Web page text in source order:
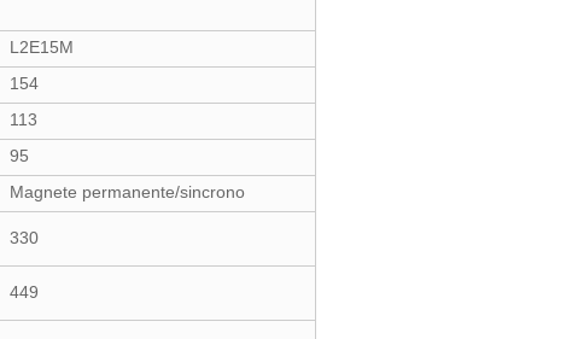
L2E15M
154
113
95
Magnete permanente/sincrono
330
449